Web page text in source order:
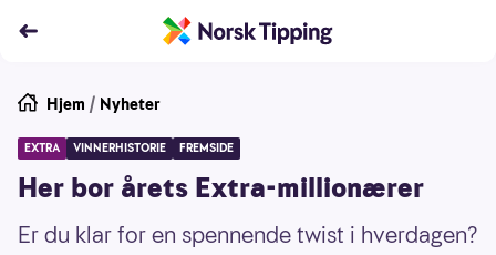
Hjem / Nyheter
EXTRA VINNERHISTORIE FREMSIDE
Her bor årets Extra-millionærer
Er du klar for en spennende twist i hverdagen?